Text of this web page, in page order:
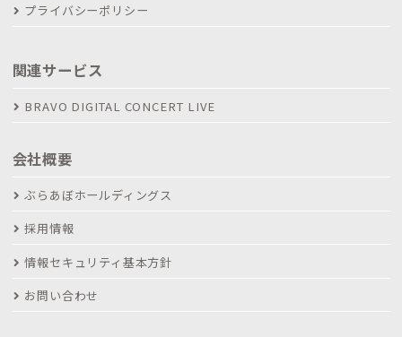
プライバシーポリシー
関連サービス
BRAVO DIGITAL CONCERT LIVE
会社概要
ぶらあぼホールディングス
採用情報
情報セキュリティ基本方針
お問い合わせ